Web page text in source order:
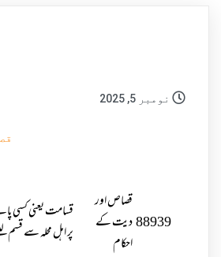
نومبر 5, 2025
88939
قصاص اور
دیت کے
احکام
قسامت یعنی کسی
پر اہل محلہ سے قسم